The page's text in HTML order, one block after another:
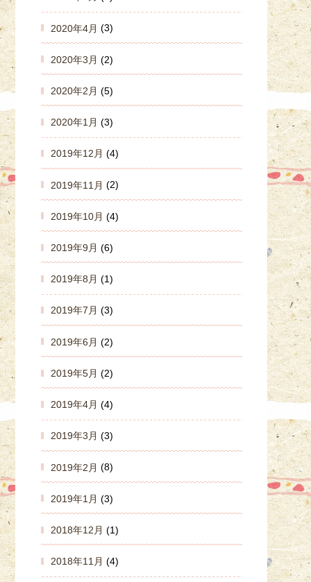
2020年4月 (3)
2020年3月 (2)
2020年2月 (5)
2020年1月 (3)
2019年12月 (4)
2019年11月 (2)
2019年10月 (4)
2019年9月 (6)
2019年8月 (1)
2019年7月 (3)
2019年6月 (2)
2019年5月 (2)
2019年4月 (4)
2019年3月 (3)
2019年2月 (8)
2019年1月 (3)
2018年12月 (1)
2018年11月 (4)